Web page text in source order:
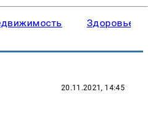
Здоровье
20.11.2021, 14:45